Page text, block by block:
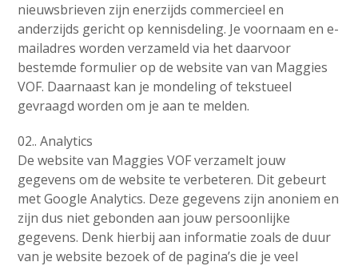
nieuwsbrieven zijn enerzijds commercieel en
anderzijds gericht op kennisdeling. Je voornaam en e-
mailadres worden verzameld via het daarvoor
bestemde formulier op de website van van Maggies
VOF. Daarnaast kan je mondeling of tekstueel
gevraagd worden om je aan te melden.
02.. Analytics
De website van Maggies VOF verzamelt jouw
gegevens om de website te verbeteren. Dit gebeurt
met Google Analytics. Deze gegevens zijn anoniem en
zijn dus niet gebonden aan jouw persoonlijke
gegevens. Denk hierbij aan informatie zoals de duur
van je website bezoek of de pagina’s die je veel